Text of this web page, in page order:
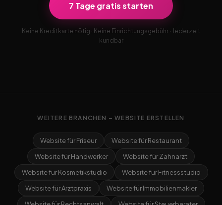
7 Tage gratis starten
Keine Kreditkarte nötig · Keine Einrichtungsgebühr · Jederzeit
kündbar
WEITERE BRANCHEN – WEBSITE ERSTELLEN
Website für Friseur
Website für Restaurant
Website für Handwerker
Website für Zahnarzt
Website für Kosmetikstudio
Website für Fitnessstudio
Website für Arztpraxis
Website für Immobilienmakler